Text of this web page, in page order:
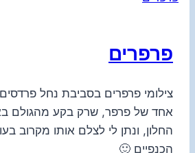
פרפרים
צילומי פרפרים בסביבת נחל
אחד של פרפר, שרק בקע מהגולם
החלון, ונתן לי לצלם אותו מקרוב
הכנפיים 🙂